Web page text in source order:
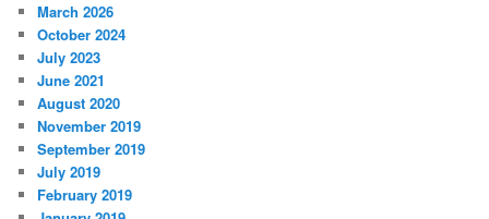
March 2026
October 2024
July 2023
June 2021
August 2020
November 2019
September 2019
July 2019
February 2019